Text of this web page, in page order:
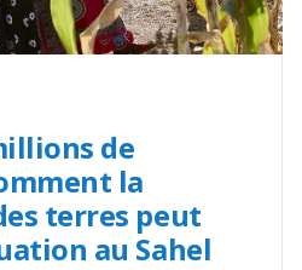
de
la
terres peut
au Sahel